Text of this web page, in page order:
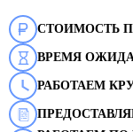
СТОИМОСТЬ
ВРЕМЯ
РАБОТАЕМ